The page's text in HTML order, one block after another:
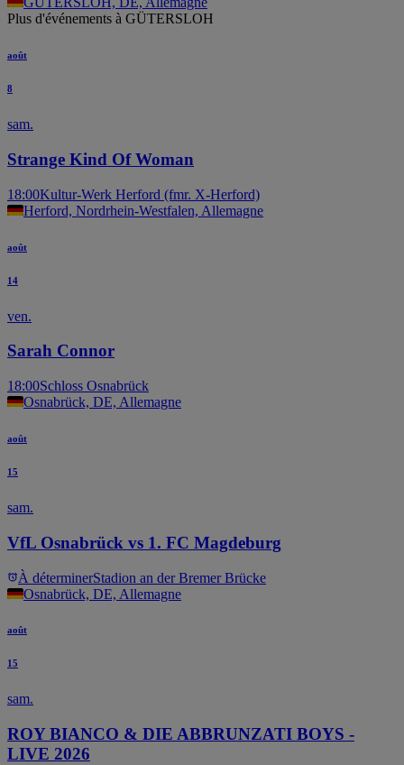
Plus d'événements à GÜTERSLOH
août
8
sam.
Strange Kind Of Woman
18:00Kultur-Werk Herford (fmr. X-Herford)
Herford, Nordrhein-Westfalen, Allemagne
août
14
ven.
Sarah Connor
18:00Schloss Osnabrück
Osnabrück, DE, Allemagne
août
15
sam.
VfL Osnabrück vs 1. FC Magdeburg
À déterminerStadion an der Bremer Brücke
Osnabrück, DE, Allemagne
août
15
sam.
ROY BIANCO & DIE ABBRUNZATI BOYS -
LIVE 2026